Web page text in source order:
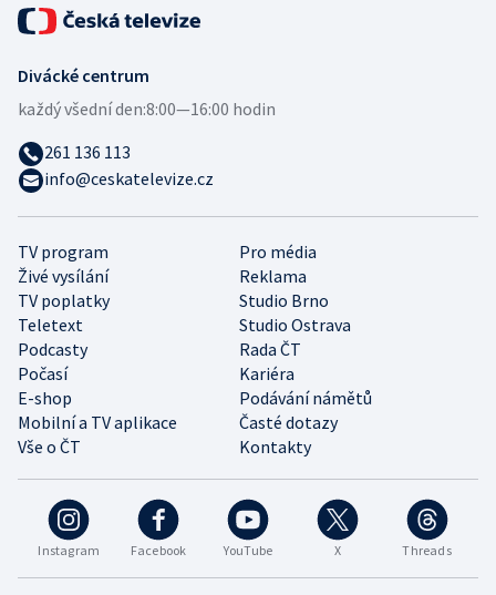
Instagram Facebook YouTube X Threads
TV program
Pro média
Živé vysílání
Reklama
TV poplatky
Studio Brno
Teletext
Studio Ostrava
Podcasty
Rada ČT
Počasí
Kariéra
E-shop
Podávání námětů
Mobilní a TV aplikace
Časté dotazy
Vše o ČT
Kontakty
Divácké centrum
každý všední den:8:00—16:00 hodin
261 136 113
info@ceskatelevize.cz